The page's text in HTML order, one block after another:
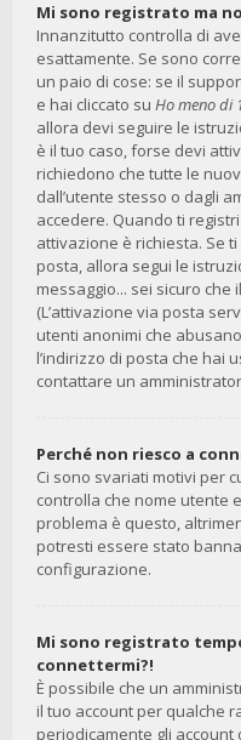
Mi sono registrato ma
Innanzitutto controlla di
esattamente. Se sono
un paio di cose: se il
e hai cliccato su Ho meno di
allora devi seguire le
è il tuo caso, forse devi
richiedono che tutte le
dall’utente stesso o dagli
accedere. Quando ti
attivazione è richiesta. Se
posta, allora segui le
messaggio... sei sicuro
(L’attivazione via posta
utenti anonimi che
l’indirizzo di posta che hai
contattare un
Perché non riesco a
Ci sono svariati motivi per
controlla che nome utente
problema è questo,
potresti essere stato
configurazione.
Mi sono registrato
connettermi?!
È possibile che un
il tuo account per qualche
periodicamente gli